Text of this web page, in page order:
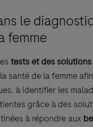
le
femme
tests et des
santé de la femme
à identifier les
grâce à des
à répondre aux